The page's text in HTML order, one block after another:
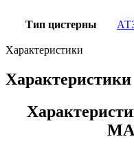
Тип цистерны
Характеристики
Характеристики